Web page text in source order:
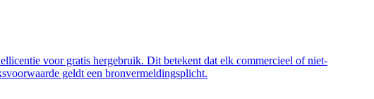
voor gratis hergebruik. Dit betekent dat elk commercieel of niet-
geldt een bronvermeldingsplicht.